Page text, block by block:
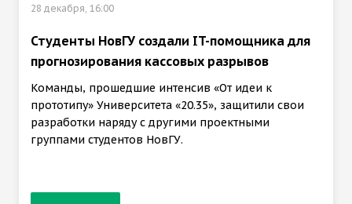
28 декабря, 16:00
Студенты НовГУ создали IT-помощника для
прогнозирования кассовых разрывов
Команды, прошедшие интенсив «От идеи к
прототипу» Университета «20.35», защитили свои
разработки наряду с другими проектными
группами студентов НовГУ.